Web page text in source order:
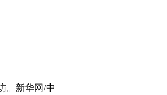
。新华网/中